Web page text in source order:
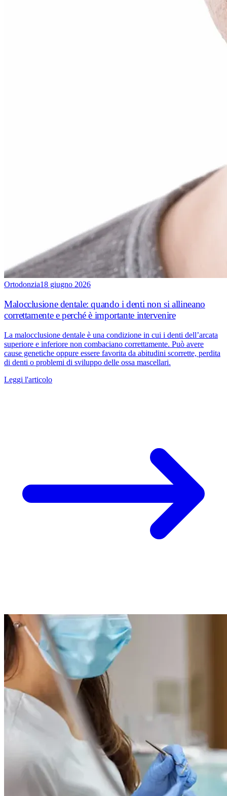
Ortodonzia18 giugno 2026
Malocclusione dentale: quando i denti non si allineano
correttamente e perché è importante intervenire
La malocclusione dentale è una condizione in cui i denti dell’arcata
superiore e inferiore non combaciano correttamente. Può avere
cause genetiche oppure essere favorita da abitudini scorrette, perdita
di denti o problemi di sviluppo delle ossa mascellari.
Leggi l'articolo